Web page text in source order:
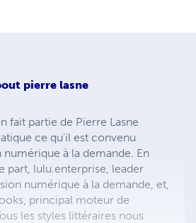
pierre lasne
fait partie de Pierre Lasne
ce qu'il est convenu
à la demande. En
part, lulu.enterprise, leader
numérique à la demande, et,
principal moteur de
les styles littéraires nous